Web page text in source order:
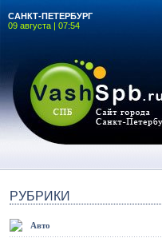
САНКТ-ПЕТЕРБУРГ
09 августа | 07:54
РУБРИКИ
Авто